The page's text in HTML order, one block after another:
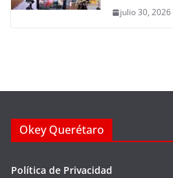
julio 30, 2026
Okey Querétaro
Política de Privacidad